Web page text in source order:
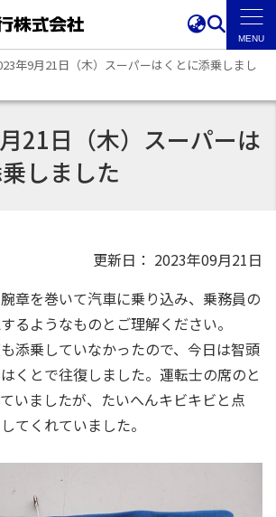
年9月21日（木）スーパーはくとに添乗しまし
21日（木）スーパーは
しました
更新日： 2023年09月21日
章を巻いて汽車に乗り込み、乗務員の
るようなものとご理解ください。
添乗していなかったので、今日は智頭
くとで往復しました。運転士の席のと
いましたが、たいへんキビキビと点
てくれていました。